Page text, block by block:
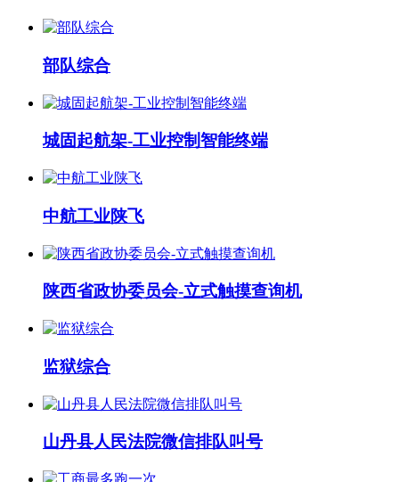
部队综合
城固起航架-工业控制智能终端
中航工业陕飞
陕西省政协委员会-立式触摸查询机
监狱综合
山丹县人民法院微信排队叫号